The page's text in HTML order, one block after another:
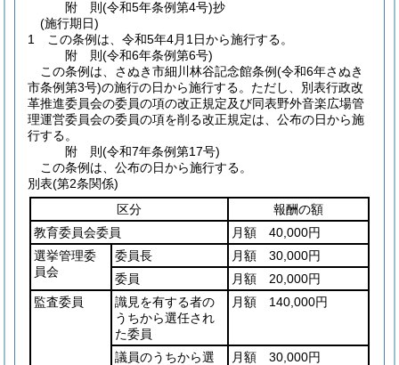
附 則(令和5年条例第4号)抄
(施行期日)
1
この条例は、令和5年4月1日から施行する。
附 則(令和6年条例第6号)
この条例は、さぬき市細川林谷記念館条例(令和6年さぬき
市条例第3号)の施行の日から施行する。 ただし、別表行政改
革推進委員会の委員の項の改正規定及び同表野外音楽広場管
理運営委員会の委員の項を削る改正規定は、公布の日から施
行する。
附 則(令和7年条例第17号)
この条例は、公布の日から施行する。
別表(第2条関係)
区分
報酬の額
教育委員会委員
月額 40,000円
選挙管理委
員会
委員長
月額 30,000円
委員
月額 20,000円
監査委員
識見を有する者の
うちから選任され
た委員
月額 140,000円
議員のうちから選
月額 30,000円